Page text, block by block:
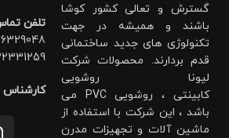
گسترش و تعالی کشور کوشا
باشند و همیشه در جهت
تکنولوژی های جدید ساختمانی
قدم بردارند. محصولات شرکت
لیونا روشویی
کابینتی ، روشویی PVC می
باشد ، این شرکت با استفاده از
ماشین آلات و تجهیزات مدرن
تلفن